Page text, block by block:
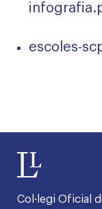
escoles-
Col·legi Oficial